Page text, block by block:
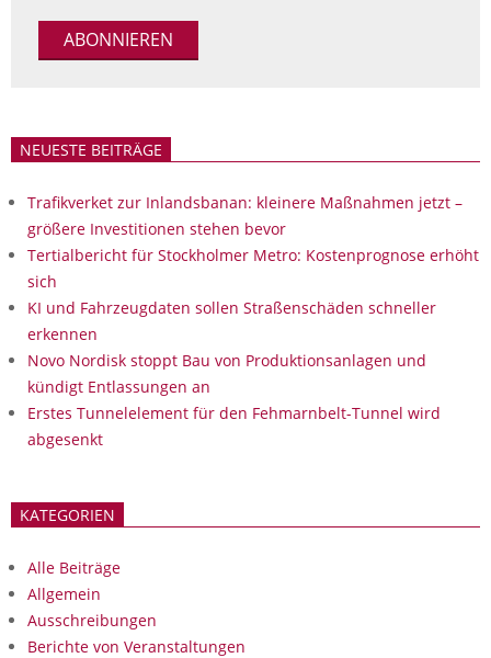
NEUESTE BEITRÄGE
Trafikverket zur Inlandsbanan: kleinere Maßnahmen jetzt –
größere Investitionen stehen bevor
Tertialbericht für Stockholmer Metro: Kostenprognose erhöht
sich
KI und Fahrzeugdaten sollen Straßenschäden schneller
erkennen
Novo Nordisk stoppt Bau von Produktionsanlagen und
kündigt Entlassungen an
Erstes Tunnelelement für den Fehmarnbelt-Tunnel wird
abgesenkt
KATEGORIEN
Alle Beiträge
Allgemein
Ausschreibungen
Berichte von Veranstaltungen